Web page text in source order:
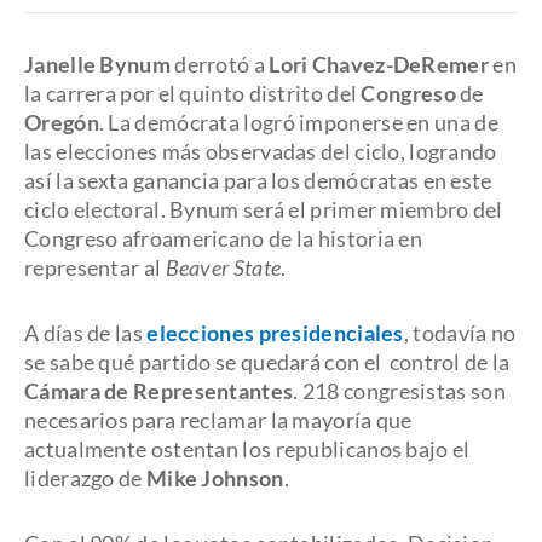
Janelle Bynumderrotó a Lori Chavez-DeRemeren
la carrera por el quinto distrito delCongresode
Oregón. La demócrata logró imponerse en una de
las elecciones más observadas del ciclo, logrando
así la sexta ganancia para los demócratas en este
ciclo electoral. Bynum será el primer miembro del
Congreso afroamericano de la historia en
representar al Beaver State.
A días de laselecciones presidenciales, todavía no
se sabe qué partido se quedará con el control de la
Cámara de Representantes. 218 congresistas son
necesarios para reclamar la mayoría que
actualmente ostentan los republicanos bajo el
liderazgo de Mike Johnson.